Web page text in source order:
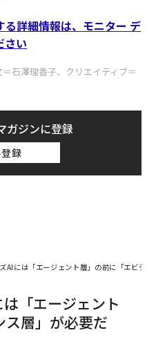
詳細情報は、モニター デ
さい
石澤理香子、クリエイティブ＝
ガジンに登録
録
AIには「エージェント層」の前に「エビデ
「エージェント
ス層」が必要だ